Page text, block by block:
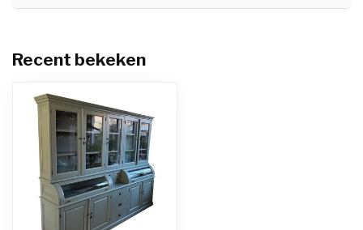
Recent bekeken